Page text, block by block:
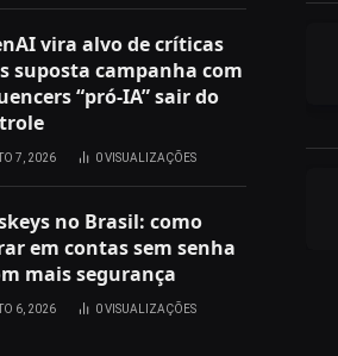
vira alvo de críticas
suposta campanha com
“pró-IA” sair do
7, 2026 0VISUALIZAÇÕES
no Brasil: como
em contas sem senha
mais segurança
6, 2026 0VISUALIZAÇÕES